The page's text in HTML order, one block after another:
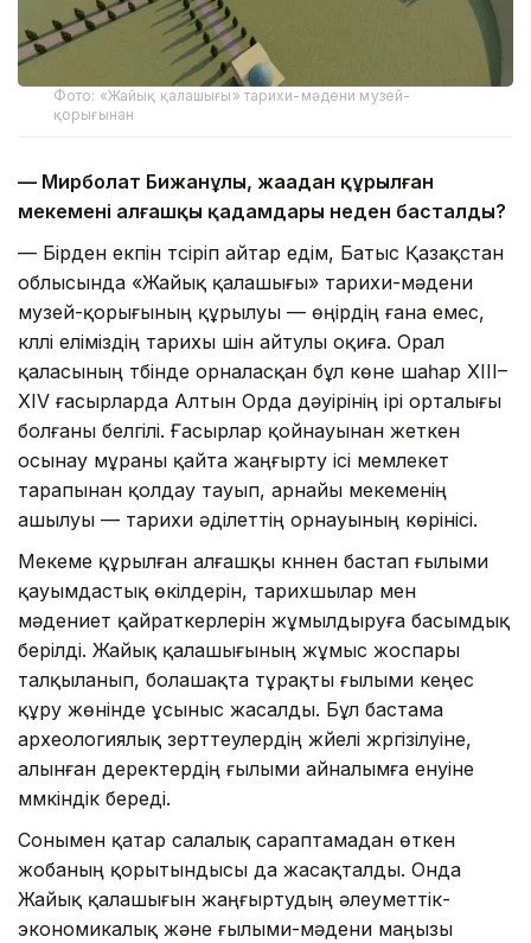
Фото: «Жайық қалашығы» тарихи-мәдени музей-
қорығынан
— Мирболат Бижанұлы, жаңадан құрылған
мекеменің алғашқы қадамдары неден басталды?
— Бірден екпін түсіріп айтар едім, Батыс Қазақстан
облысында «Жайық қалашығы» тарихи-мәдени
музей-қорығының құрылуы — өңірдің ғана емес,
күллі еліміздің тарихы үшін айтулы оқиға. Орал
қаласының түбінде орналасқан бұл көне шаһар XIII–
XIV ғасырларда Алтын Орда дәуірінің ірі орталығы
болғаны белгілі. Ғасырлар қойнауынан жеткен
осынау мұраны қайта жаңғырту ісі мемлекет
тарапынан қолдау тауып, арнайы мекеменің
ашылуы — тарихи әділеттің орнауының көрінісі.
Мекеме құрылған алғашқы күннен бастап ғылыми
қауымдастық өкілдерін, тарихшылар мен
мәдениет қайраткерлерін жұмылдыруға басымдық
берілді. Жайық қалашығының жұмыс жоспары
талқыланып, болашақта тұрақты ғылыми кеңес
құру жөнінде ұсыныс жасалды. Бұл бастама
археологиялық зерттеулердің жүйелі жүргізілуіне,
алынған деректердің ғылыми айналымға енуіне
мүмкіндік береді.
Сонымен қатар салалық сараптамадан өткен
жобаның қорытындысы да жасақталды. Онда
Жайық қалашығын жаңғыртудың әлеуметтік-
экономикалық және ғылыми-мәдени маңызы